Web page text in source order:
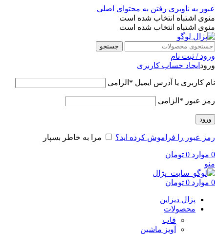
عبور به ناوبری رفتن به محتوای اصلی
منوی اشتباه انتخاب شده است
منوی اشتباه انتخاب شده است
جستجو
ورود / ثبت نام
ورود ایجاد حساب کاربری
نام کاربری یا آدرس ایمیل * الزامی
رمز عبور * الزامی
ورود
رمز عبور را فراموش کرده اید؟ مرا به خاطر بسپار
0 موارد 0 تومان
منو
0 موارد 0 تومان
پژال دیزاین
محصولات
قاب
آویز ماشین